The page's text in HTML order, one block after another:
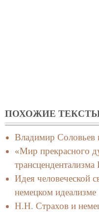
ПОХОЖИЕ
Владимир Соловьев
«Мир прекрасного
Идея человеческой
немецком идеализме
Н.Н. Страхов и